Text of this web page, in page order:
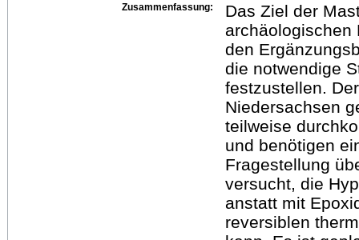
Zusammenfassung:
Das Ziel der
archäologischen
den
die notwendige
festzustellen.
Niedersachsen
teilweise
und benötigen
Fragestellung
versucht, die
anstatt mit
reversiblen